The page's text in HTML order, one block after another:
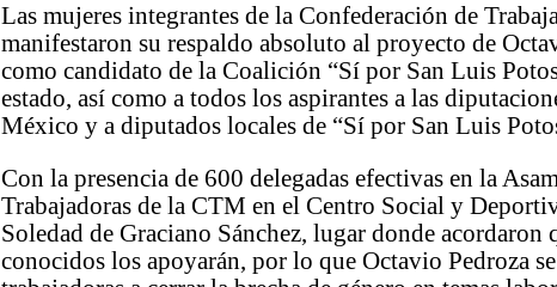
Las mujeres integrantes de la Confederación de
manifestaron su respaldo absoluto al proyecto de
como candidato de la Coalición “Sí por San Luis
estado, así como a todos los aspirantes a las
México y a diputados locales de “Sí por San Luis
Con la presencia de 600 delegadas efectivas en la
Trabajadoras de la CTM en el Centro Social y
Soledad de Graciano Sánchez, lugar donde acordaron
conocidos los apoyarán, por lo que Octavio Pedroza